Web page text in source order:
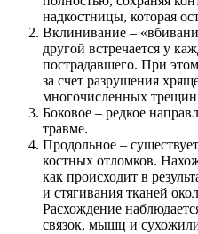
надкостницы, которая
Вклинивание –
другой встречается у
пострадавшего. При
за счет разрушения
многочисленных трещин
Боковое – редкое
травме.
Продольное –
костных отломков.
как происходит в
и стягивания тканей
Расхождение
связок, мышц и